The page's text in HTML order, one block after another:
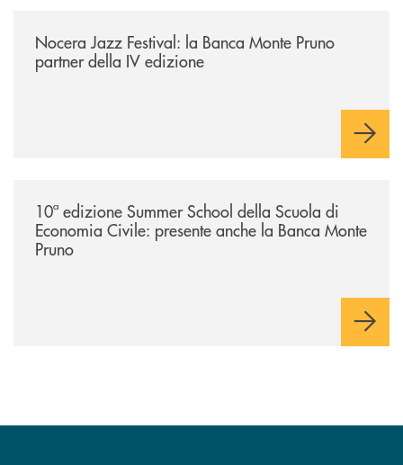
Nocera Jazz Festival: la Banca Monte Pruno
partner della IV edizione
10ª edizione Summer School della Scuola di
Economia Civile: presente anche la Banca Monte
Pruno